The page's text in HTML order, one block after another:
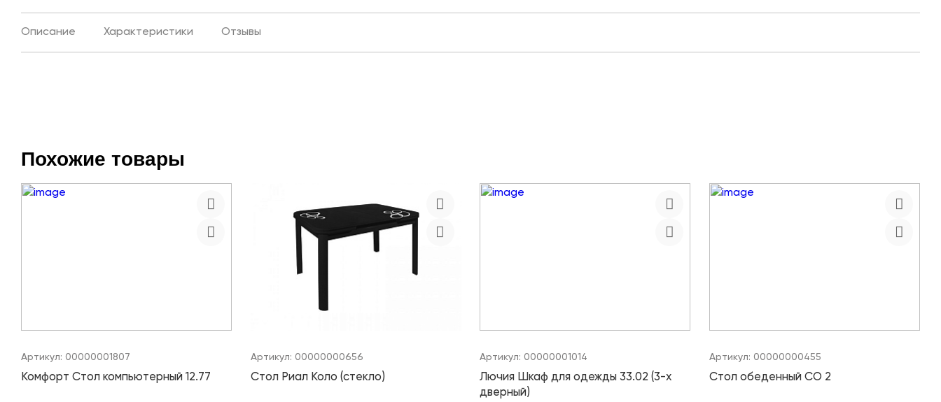
Описание Характеристики Отзывы
Похожие товары
Артикул: 00000001807
Комфорт Стол компьютерный 12.77
Артикул: 00000000656
Стол Риал Коло (стекло)
Артикул: 00000001014
Лючия Шкаф для одежды 33.02 (3-х
дверный)
Артикул: 00000000455
Стол обеденный СО 2